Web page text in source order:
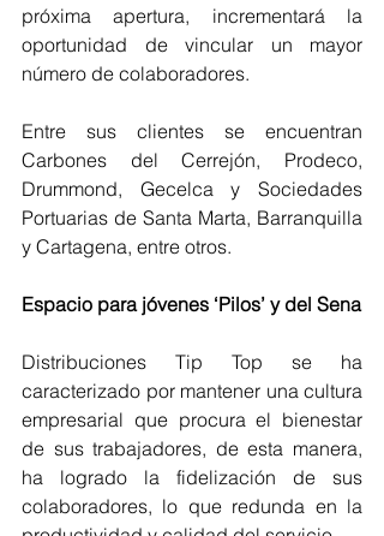
próxima apertura, incrementará la
oportunidad de vincular un mayor
número de colaboradores.
Entre sus clientes se encuentran
Carbones del Cerrejón, Prodeco,
Drummond, Gecelca y Sociedades
Portuarias de Santa Marta, Barranquilla
y Cartagena, entre otros.
Espacio para jóvenes ‘Pilos’ y del Sena
Distribuciones Tip Top se ha
caracterizado por mantener una cultura
empresarial que procura el bienestar
de sus trabajadores, de esta manera,
ha logrado la fidelización de sus
colaboradores, lo que redunda en la